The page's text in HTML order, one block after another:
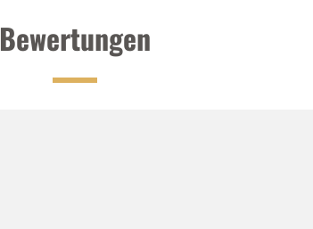
Bewertungen